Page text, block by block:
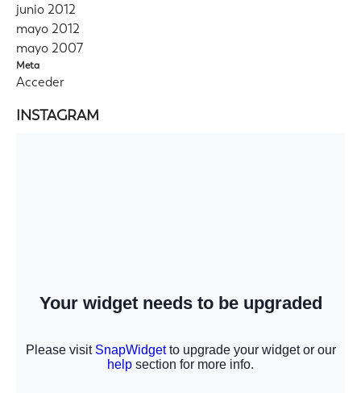
junio 2012
mayo 2012
mayo 2007
Meta
Acceder
INSTAGRAM